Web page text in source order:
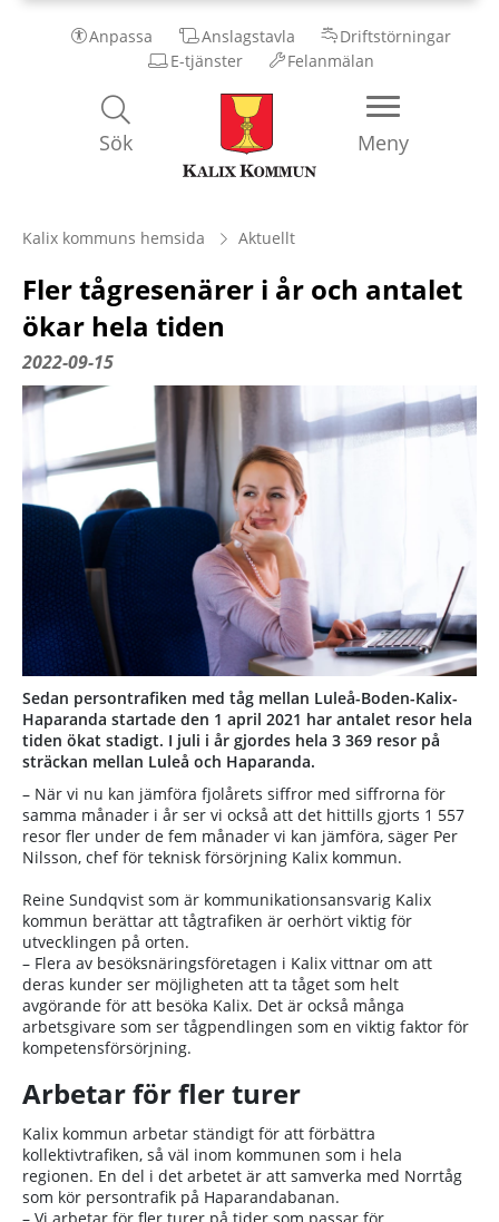
Anpassa Anslagstavla
Driftstörningar
E-tjänster
Felanmälan
Kalix
Kommun
Meny
Sök
Kalix kommuns hemsida Aktuellt
Fler tågresenärer i år och antalet
ökar hela tiden
2022-09-15
Sedan persontrafiken med tåg mellan Luleå-Boden-Kalix-
Haparanda startade den 1 april 2021 har antalet resor hela
tiden ökat stadigt. I juli i år gjordes hela 3 369 resor på
sträckan mellan Luleå och Haparanda.
– När vi nu kan jämföra fjolårets siffror med siffrorna för
samma månader i år ser vi också att det hittills gjorts 1 557
resor fler under de fem månader vi kan jämföra, säger Per
Nilsson, chef för teknisk försörjning Kalix kommun.
Reine Sundqvist som är kommunikationsansvarig Kalix
kommun berättar att tågtrafiken är oerhört viktig för
utvecklingen på orten.
– Flera av besöksnäringsföretagen i Kalix vittnar om att
deras kunder ser möjligheten att ta tåget som helt
avgörande för att besöka Kalix. Det är också många
arbetsgivare som ser tågpendlingen som en viktig faktor för
kompetensförsörjning.
Arbetar för fler turer
Kalix kommun arbetar ständigt för att förbättra
kollektivtrafiken, så väl inom kommunen som i hela
regionen. En del i det arbetet är att samverka med Norrtåg
som kör persontrafik på Haparandabanan.